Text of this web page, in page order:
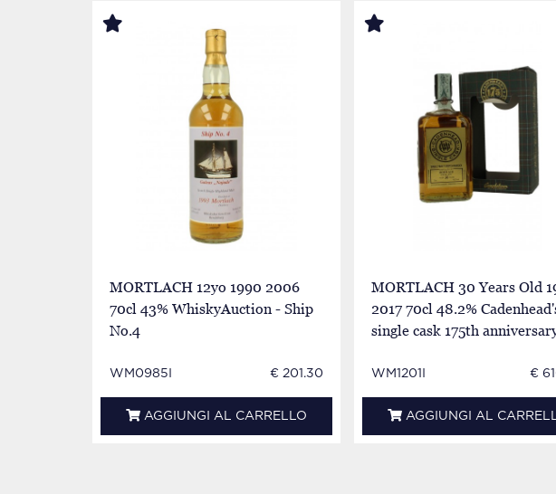
MORTLACH 12yo 1990 2006
70cl 43% WhiskyAuction - Ship
No.4
WM0985I € 201.30
AGGIUNGI AL CARRELLO
MORTLACH 30 Years Old
2017 70cl 48.2%
single cask 175th
WM1201I €
AGGIUNGI AL